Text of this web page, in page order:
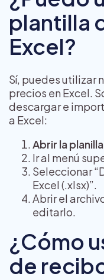
plantilla
Excel?
Sí, puedes utilizar
precios en Excel.
descargar e
a Excel:
Abrir la
Ir al menú
Seleccionar
Excel (.xlsx)”.
Abrir el
editarlo.
¿Cómo
de